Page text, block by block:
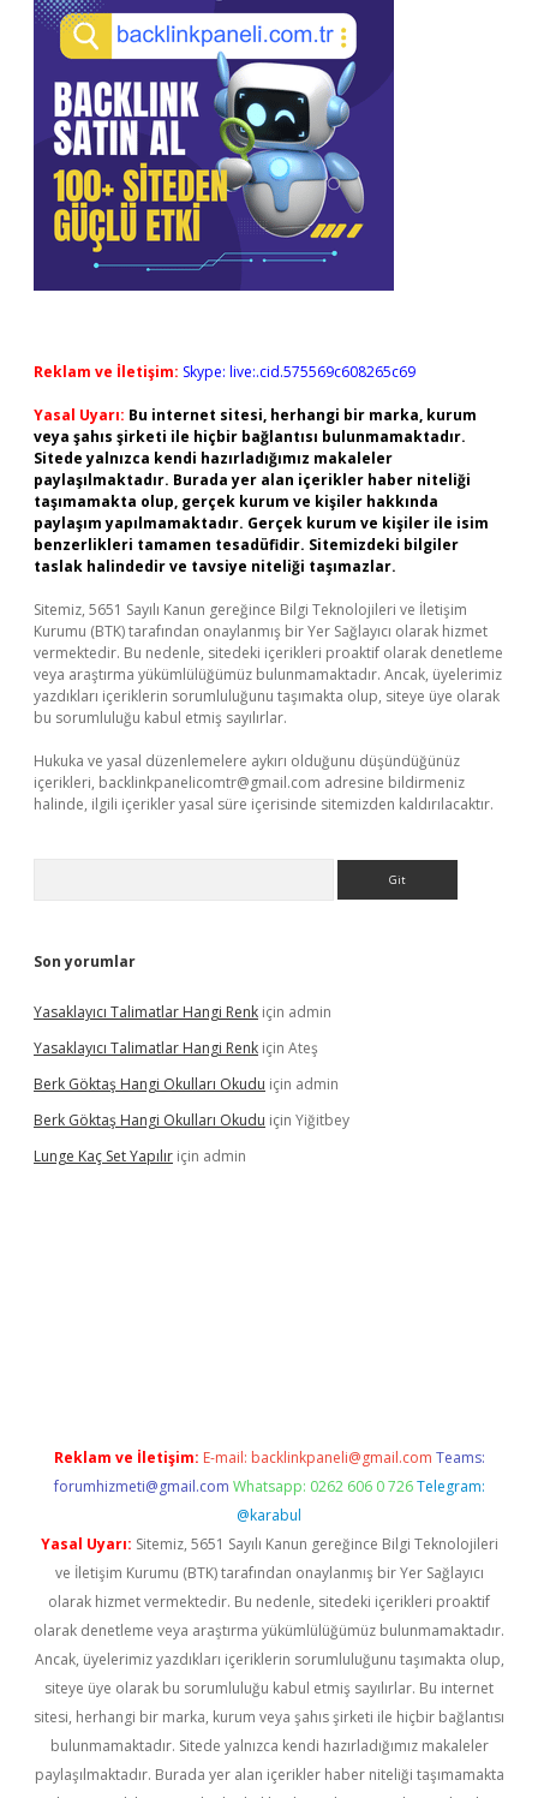
Reklam ve İletişim: Skype: live:.cid.575569c608265c69
Yasal Uyarı: Bu internet sitesi, herhangi bir marka, kurum
veya şahıs şirketi ile hiçbir bağlantısı bulunmamaktadır.
Sitede yalnızca kendi hazırladığımız makaleler
paylaşılmaktadır. Burada yer alan içerikler haber niteliği
taşımamakta olup, gerçek kurum ve kişiler hakkında
paylaşım yapılmamaktadır. Gerçek kurum ve kişiler ile isim
benzerlikleri tamamen tesadüfidir. Sitemizdeki bilgiler
taslak halindedir ve tavsiye niteliği taşımazlar.
Sitemiz, 5651 Sayılı Kanun gereğince Bilgi Teknolojileri ve İletişim
Kurumu (BTK) tarafından onaylanmış bir Yer Sağlayıcı olarak hizmet
vermektedir. Bu nedenle, sitedeki içerikleri proaktif olarak denetleme
veya araştırma yükümlülüğümüz bulunmamaktadır. Ancak, üyelerimiz
yazdıkları içeriklerin sorumluluğunu taşımakta olup, siteye üye olarak
bu sorumluluğu kabul etmiş sayılırlar.
Hukuka ve yasal düzenlemelere aykırı olduğunu düşündüğünüz
içerikleri, backlinkpanelicomtr@gmail.com adresine bildirmeniz
halinde, ilgili içerikler yasal süre içerisinde sitemizden kaldırılacaktır.
Son yorumlar
Yasaklayıcı Talimatlar Hangi Renk için admin
Yasaklayıcı Talimatlar Hangi Renk için Ateş
Berk Göktaş Hangi Okulları Okudu için admin
Berk Göktaş Hangi Okulları Okudu için Yiğitbey
Lunge Kaç Set Yapılır için admin
Reklam ve İletişim: E-mail: backlinkpaneli@gmail.com Teams:
forumhizmeti@gmail.com Whatsapp: 0262 606 0 726 Telegram:
@karabul
Yasal Uyarı: Sitemiz, 5651 Sayılı Kanun gereğince Bilgi Teknolojileri
ve İletişim Kurumu (BTK) tarafından onaylanmış bir Yer Sağlayıcı
olarak hizmet vermektedir. Bu nedenle, sitedeki içerikleri proaktif
olarak denetleme veya araştırma yükümlülüğümüz bulunmamaktadır.
Ancak, üyelerimiz yazdıkları içeriklerin sorumluluğunu taşımakta olup,
siteye üye olarak bu sorumluluğu kabul etmiş sayılırlar. Bu internet
sitesi, herhangi bir marka, kurum veya şahıs şirketi ile hiçbir bağlantısı
bulunmamaktadır. Sitede yalnızca kendi hazırladığımız makaleler
paylaşılmaktadır. Burada yer alan içerikler haber niteliği taşımamakta